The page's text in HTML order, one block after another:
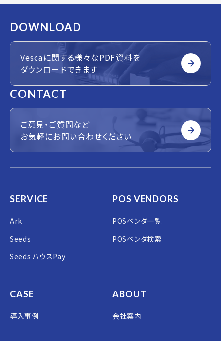
DOWNLOAD
Vescaに関する様々なPDF資料を
ダウンロードできます
CONTACT
ご意見・ご質問など
お気軽にお問い合わせください
SERVICE
Ark
Seeds
Seeds ハウスPay
POS VENDORS
POSベンダ一覧
POSベンダ検索
CASE
導入事例
ABOUT
会社案内